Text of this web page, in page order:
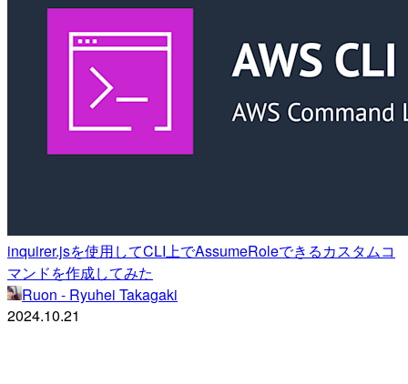
inquirer.jsを使用してCLI上でAssumeRoleできるカスタムコ
マンドを作成してみた
Ruon - Ryuhei Takagaki
2024.10.21